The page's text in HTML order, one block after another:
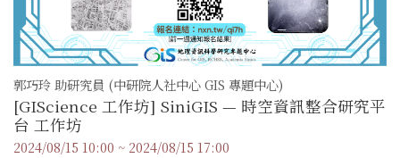
郭巧玲 助研究員 (中研院人社中心 GIS 專題中心)
[GIScience 工作坊] SiniGIS — 時空資訊整合研究平
台 工作坊
2024/08/15 10:00 ~ 2024/08/15 17:00